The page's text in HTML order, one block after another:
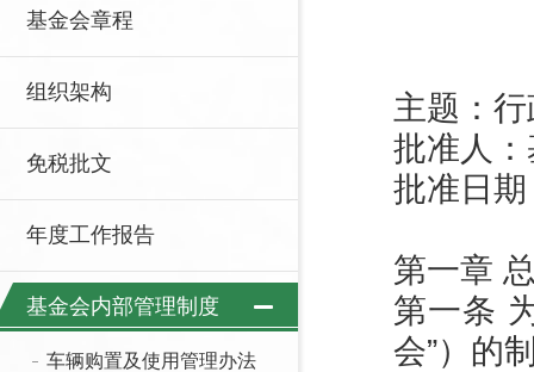
基金会章程
组织架构
免税批文
年度工作报告
基金会内部管理制度
车辆购置及使用管理办法
主题：
批准人
批准日
第一章
第一条
会”）的